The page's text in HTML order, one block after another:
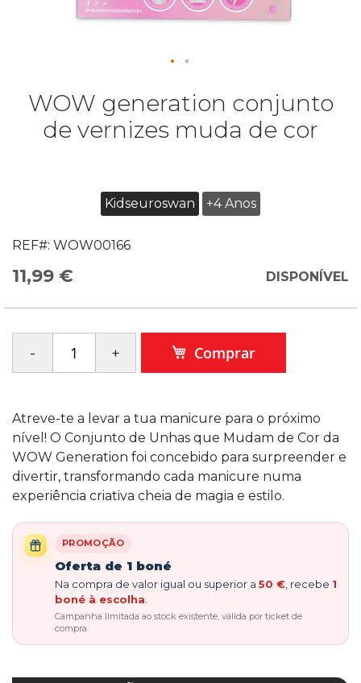
WOW generation conjunto
de vernizes muda de cor
Kidseuroswan +4 Anos
REF#: WOW00166
11,99 € DISPONÍVEL
Comprar
Atreve-te a levar a tua manicure para o próximo
nível! O Conjunto de Unhas que Mudam de Cor da
WOW Generation foi concebido para surpreender e
divertir, transformando cada manicure numa
experiência criativa cheia de magia e estilo.
PROMOÇÃO
Oferta de 1 boné
Na compra de valor igual ou superior a 50 € , recebe 1
boné à escolha
Campanha limitada ao stock existente, válida por ticket de
compra.